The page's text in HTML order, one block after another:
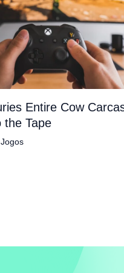
Entire Cow
the Tape
Jogos